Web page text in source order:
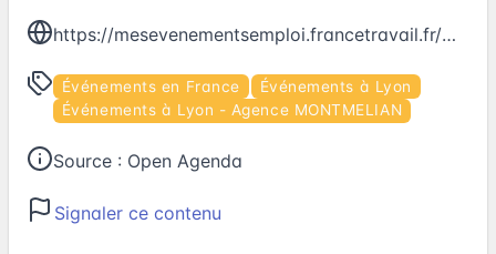
https://mesevenementsemploi.francetravail.fr/mes-evenements-emploi/evenement/661440
Événements en France
Événements à Lyon
Événements à Lyon - Agence MONTMELIAN
Source : Open Agenda
Signaler ce contenu